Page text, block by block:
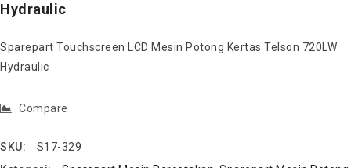
Hydraulic
Sparepart Touchscreen LCD Mesin Potong Kertas Telson 720LW
Hydraulic
Compare
SKU:
S17-329